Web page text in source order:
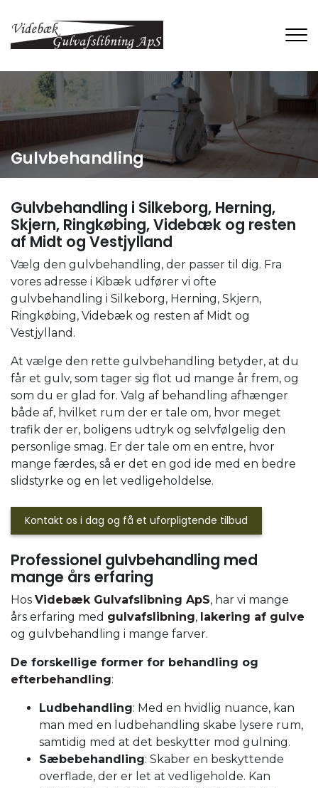
til
hovedindhold
Gulvbehandling
Gulvbehandling i Silkeborg, Herning,
Skjern, Ringkøbing, Videbæk og resten
af Midt og Vestjylland
Vælg den gulvbehandling, der passer til dig. ​Fra
vores adresse i Kibæk udfører vi ofte
gulvbehandling i Silkeborg, Herning, Skjern,
Ringkøbing, Videbæk og resten af Midt og
Vestjylland.
At vælge den rette gulvbehandling betyder, at du
får et gulv, som tager sig flot ud mange år frem, og
som du er glad for. Valg af behandling afhænger
både af, hvilket rum der er tale om, hvor meget
trafik der er, boligens udtryk og selvfølgelig den
personlige smag. Er der tale om en entre, hvor
mange færdes, så er det en god ide med en bedre
slidstyrke og en let vedligeholdelse.
Kontakt os i dag og få et uforpligtende tilbud
Professionel gulvbehandling med
mange års erfaring
Hos Videbæk Gulvafslibning ApS, har vi mange
års erfaring med gulvafslibning, lakering af gulve
og gulvbehandling i mange farver.
De forskellige former for behandling og
efterbehandling:
Ludbehandling: Med en hvidlig nuance, kan
man med en ludbehandling skabe lysere rum,
samtidig med at det beskytter mod gulning.
Sæbebehandling: Skaber en beskyttende
overflade, der er let at vedligeholde. Kan